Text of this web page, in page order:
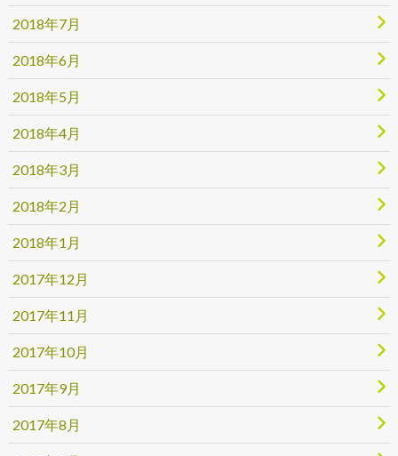
2018年7月
2018年6月
2018年5月
2018年4月
2018年3月
2018年2月
2018年1月
2017年12月
2017年11月
2017年10月
2017年9月
2017年8月